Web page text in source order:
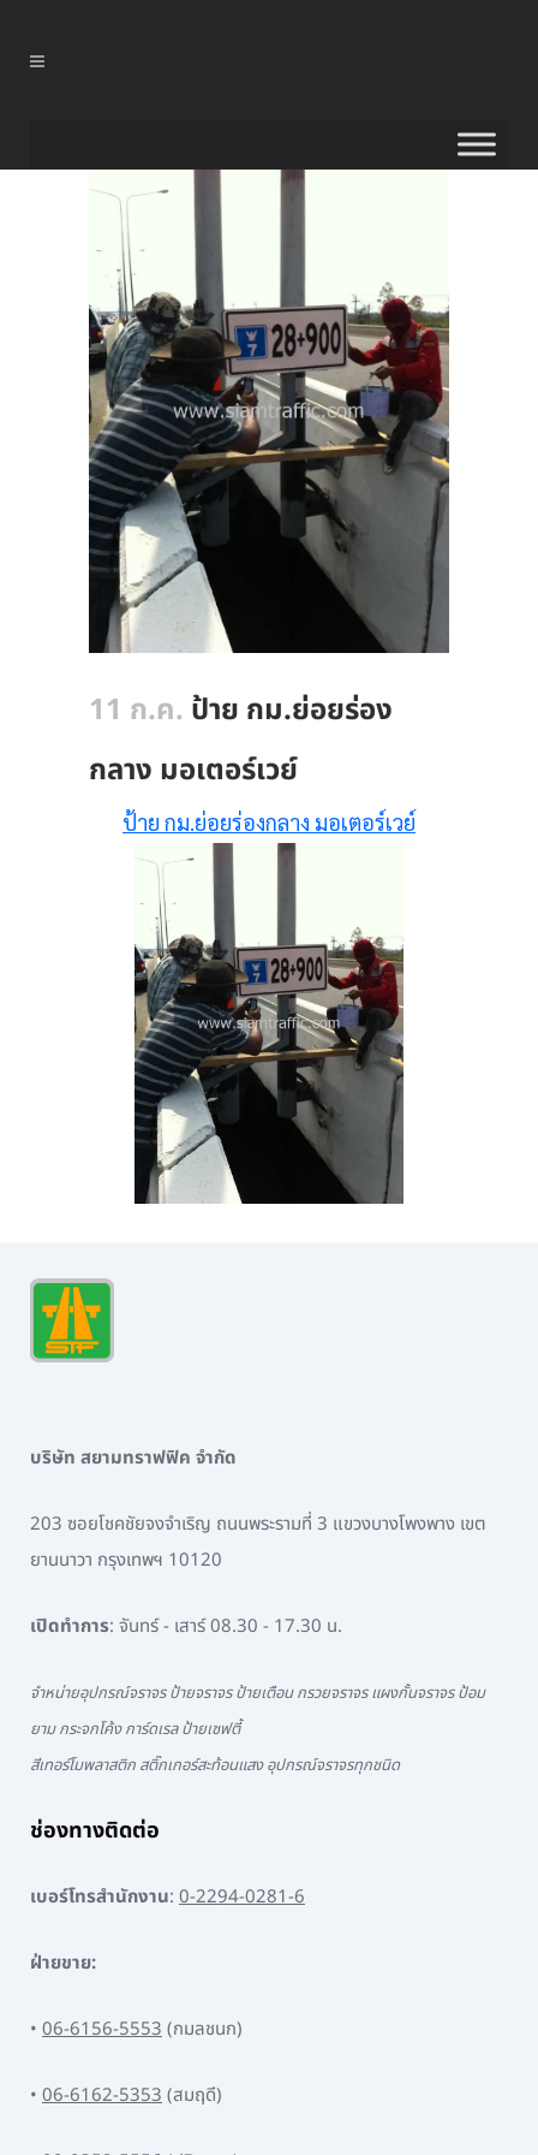
11 ก.ค. ป้าย กม.ย่อยร่อง
กลาง มอเตอร์เวย์
ป้าย กม.ย่อยร่องกลาง มอเตอร์เวย์
บริษัท สยามทราฟฟิค จำกัด
203 ซอยโชคชัยจงจำเริญ ถนนพระรามที่ 3 แขวงบางโพงพาง เขต
ยานนาวา กรุงเทพฯ 10120
เปิดทำการ: จันทร์ - เสาร์ 08.30 - 17.30 น.
จำหน่ายอุปกรณ์จราจร ป้ายจราจร ป้ายเตือน กรวยจราจร แผงกั้นจราจร ป้อม
ยาม กระจกโค้ง การ์ดเรล ป้ายเซฟตี้
สีเทอร์โมพลาสติก สติ๊กเกอร์สะท้อนแสง อุปกรณ์จราจรทุกชนิด
ช่องทางติดต่อ
เบอร์โทรสำนักงาน: 0-2294-0281-6
ฝ่ายขาย:
• 06-6156-5553(กมลชนก)
• 06-6162-5353(สมฤดี)